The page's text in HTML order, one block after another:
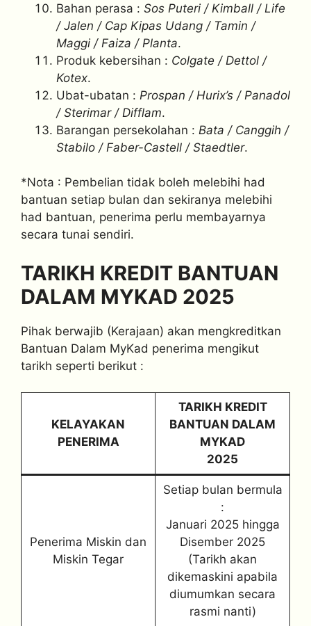
Bahan perasa : Sos Puteri / Kimball / Life
/ Jalen / Cap Kipas Udang / Tamin /
Maggi / Faiza / Planta.
Produk kebersihan : Colgate / Dettol /
Kotex.
Ubat-ubatan : Prospan / Hurix’s / Panadol
/ Sterimar / Difflam.
Barangan persekolahan : Bata / Canggih /
Stabilo / Faber-Castell / Staedtler.
*Nota : Pembelian tidak boleh melebihi had
bantuan setiap bulan dan sekiranya melebihi
had bantuan, penerima perlu membayarnya
secara tunai sendiri.
TARIKH KREDIT BANTUAN
DALAM MYKAD 2025
Pihak berwajib (Kerajaan) akan mengkreditkan
Bantuan Dalam MyKad penerima mengikut
tarikh seperti berikut :
KELAYAKAN
PENERIMA
TARIKH KREDIT
BANTUAN DALAM
MYKAD
2025
Penerima Miskin dan
Miskin Tegar
Setiap bulan bermula
:
Januari 2025 hingga
Disember 2025
(Tarikh akan
dikemaskini apabila
diumumkan secara
rasmi nanti)